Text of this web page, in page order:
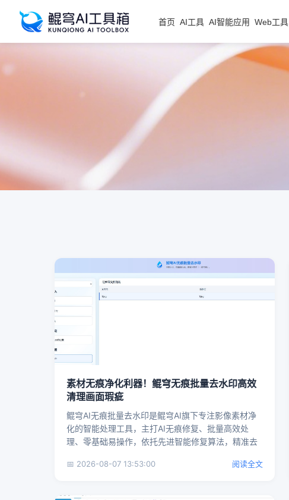
首页 AI工具 AI智能应用 Web工具
素材无痕净化利器！鲲穹无痕批量去水印高效
清理画面瑕疵
鲲穹AI无痕批量去水印是鲲穹AI旗下专注影像素材净
化的智能处理工具，主打AI无痕修复、批量高效处
理、零基础易操作，依托先进智能修复算法，精准去
📅 2026-08-07 13:53:00 阅读全文